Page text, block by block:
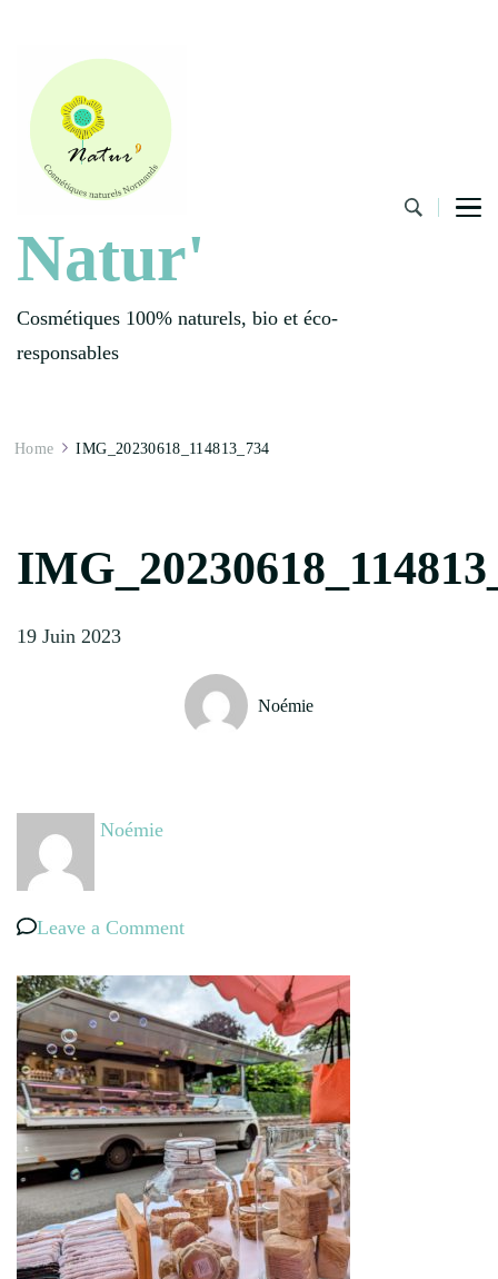
Natur'
Cosmétiques 100% naturels, bio et éco-
responsables
Home IMG_20230618_114813_734
19 Juin 2023
Noémie
Noémie
Leave a Commenton